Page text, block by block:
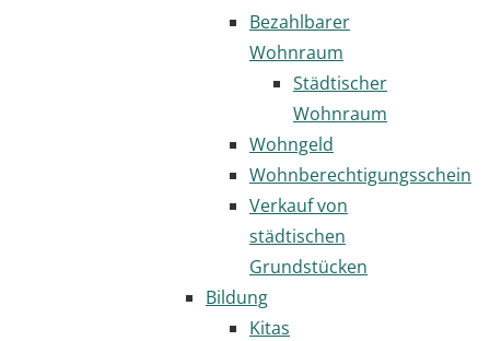
Bezahlbarer
Wohnraum
Städtischer
Wohnraum
Wohngeld
Wohnberechtigungsschein
Verkauf von
städtischen
Grundstücken
Bildung
Kitas